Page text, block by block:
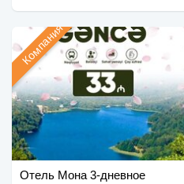
Отель Мона 3-дневное
Компания